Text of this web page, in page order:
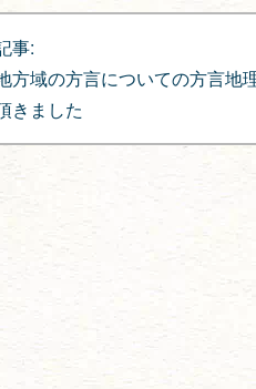
事:
方域の方言についての方言地
きました